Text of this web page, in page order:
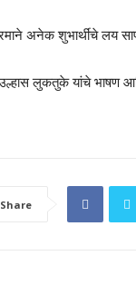
अनेक शुभार्थींचे लय
लुकतुके यांचे भाषण
Share